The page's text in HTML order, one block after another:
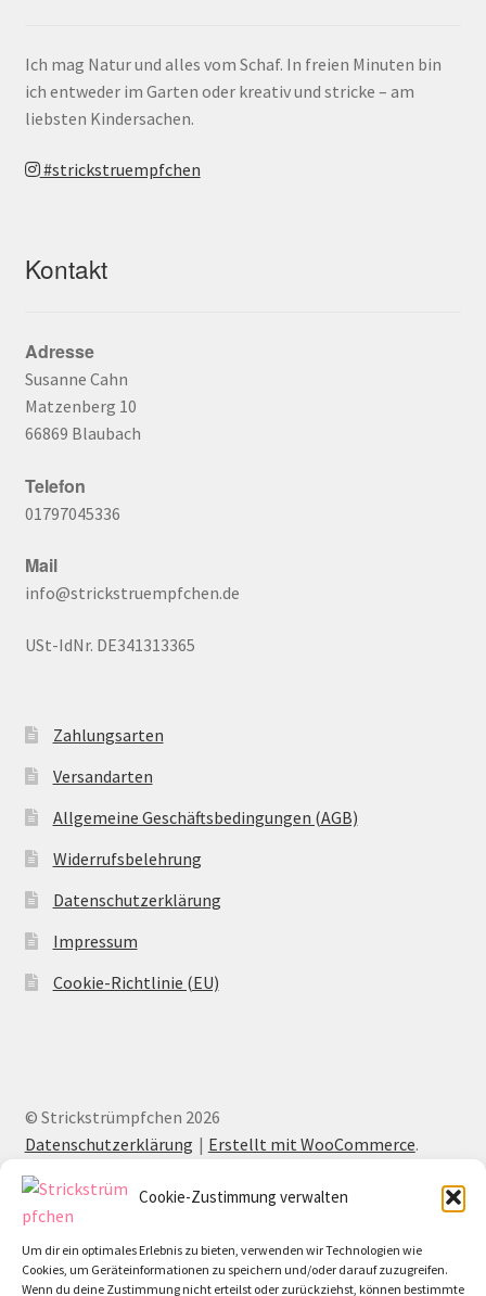
Cookie-Zustimmung verwalten
Um dir ein optimales Erlebnis zu bieten, verwenden wir Technologien wie
Cookies, um Geräteinformationen zu speichern und/oder darauf zuzugreifen.
Wenn du deine Zustimmung nicht erteilst oder zurückziehst, können bestimmte
Ich mag Natur und alles vom Schaf. In freien Minuten bin
ich entweder im Garten oder kreativ und stricke – am
liebsten Kindersachen.
#strickstruempfchen
Kontakt
Adresse
Susanne Cahn
Matzenberg 10
66869 Blaubach
Telefon
01797045336
Mail
info@strickstruempfchen.de
USt-IdNr. DE341313365
Zahlungsarten
Versandarten
Allgemeine Geschäftsbedingungen (AGB)
Widerrufsbelehrung
Datenschutzerklärung
Impressum
Cookie-Richtlinie (EU)
© Strickstrümpfchen 2026
Datenschutzerklärung
Erstellt mit WooCommerce.